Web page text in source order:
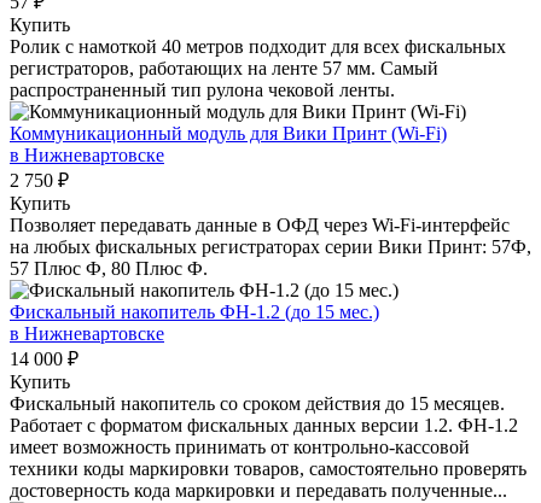
Купить
Ролик с намоткой 40 метров подходит для всех фискальных
регистраторов, работающих на ленте 57 мм. Самый
распространенный тип рулона чековой ленты.
Коммуникационный модуль для Вики Принт (Wi-Fi)
в Нижневартовске
2 750 ₽
Купить
Позволяет передавать данные в ОФД через Wi-Fi-интерфейс
на любых фискальных регистраторах серии Вики Принт: 57Ф,
57 Плюс Ф, 80 Плюс Ф.
Фискальный накопитель ФН-1.2 (до 15 мес.)
в Нижневартовске
14 000 ₽
Купить
Фискальный накопитель cо сроком действия до 15 месяцев.
Работает с форматом фискальных данных версии 1.2. ФН-1.2
имеет возможность принимать от контрольно-кассовой
техники коды маркировки товаров, самостоятельно проверять
достоверность кода маркировки и передавать полученные...